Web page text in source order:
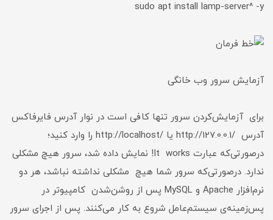
sudo apt install lamp-server^ -y
آزمایش سرور وب خانگی
برای آزمایش‌کردن سرور تنها کافی است در نوار آدرس فایرفاکس
آدرس /http://127.0.0.1 یا /http://localhost را وارد کنید؛
درصورتی‌که عبارت It works! نمایش داده شد، سرور هیچ مشکلی
ندارد. درصورتی‌که سرور شما هیچ مشکلی نداشته نباشد، هر دو
نرم‌افزار Apache و MySQL پس از روشن‌شدن کامپیوتر در
پس‌زمینه‌ی سیستم‌عامل شروع به کار می‌‌کنند. پس از اجرای سرور